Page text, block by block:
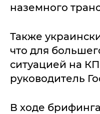
наземного
Также
что для
ситуацией на
руководитель
В ходе